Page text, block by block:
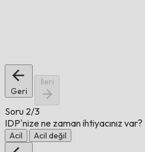
Geri
İleri
Soru 2/3
IDP'nize ne zaman ihtiyacınız var?
Acil Acil değil